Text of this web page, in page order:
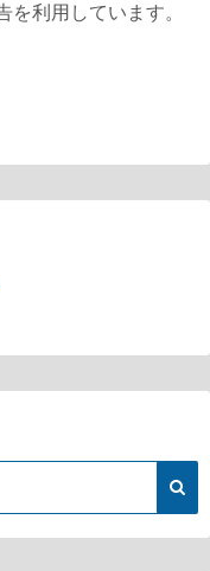
利用しています。